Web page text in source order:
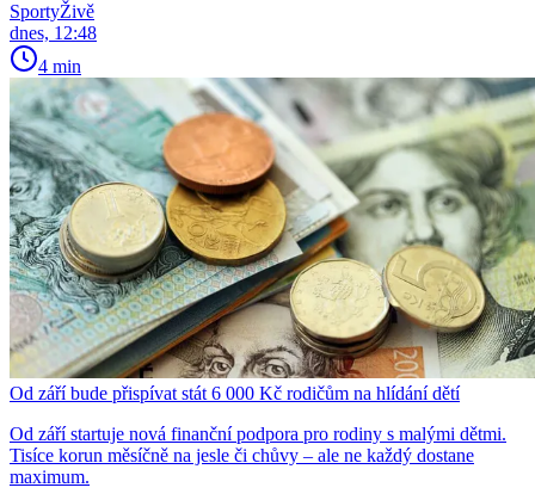
SportyŽivě
dnes, 12:48
4 min
Od září bude přispívat stát 6 000 Kč rodičům na hlídání dětí
Od září startuje nová finanční podpora pro rodiny s malými dětmi.
Tisíce korun měsíčně na jesle či chůvy – ale ne každý dostane
maximum.